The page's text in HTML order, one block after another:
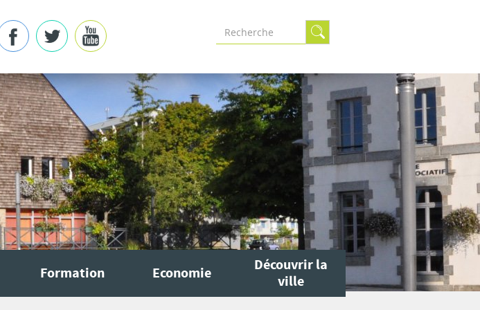
Formulaire
recherche
Formation Economie
Découvrir la
ville